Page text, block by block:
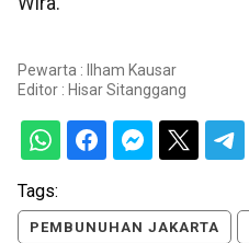
Pewarta : Ilham Kausar
Editor : Hisar Sitanggang
Tags:
PEMBUNUHAN JAKARTA